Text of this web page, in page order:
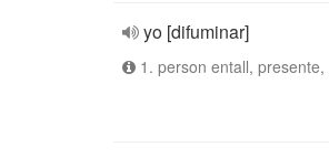
yo [difuminar]
1. person entall, presente,